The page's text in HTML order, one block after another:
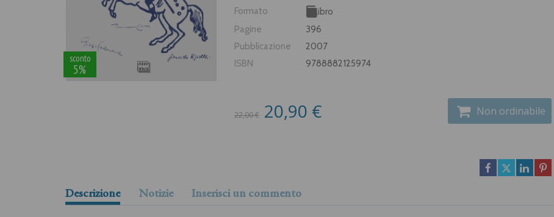
sconto
5%
Formato
Libro
Pagine
396
Pubblicazione
2007
ISBN
9788882125974
22,00 € 20,90 € Non ordinabile
Descrizione Notizie Inserisci un commento